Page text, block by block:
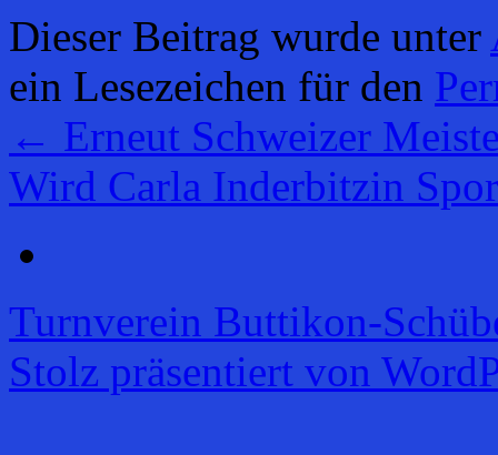
Dieser Beitrag wurde unter
ein Lesezeichen für den
← Erneut Schweizer
Wird Carla Inderbitzin
Turnverein Buttikon-
Stolz präsentiert von